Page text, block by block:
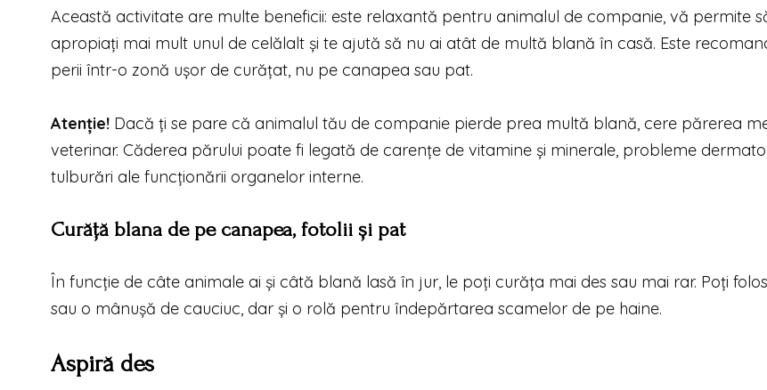
Această activitate are multe beneficii: este relaxantă pentru animalul de companie, vă permite
apropiați mai mult unul de celălalt și te ajută să nu ai atât de multă blană în casă. Este
perii într-o zonă ușor de curățat, nu pe canapea sau pat.
Atenție! Dacă ți se pare că animalul tău de companie pierde prea multă blană, cere părerea
veterinar. Căderea părului poate fi legată de carențe de vitamine și minerale, probleme
tulburări ale funcționării organelor interne.
Curăță blana de pe canapea, fotolii și pat
În funcție de câte animale ai și câtă blană lasă în jur, le poți curăța mai des sau mai rar. Poți
sau o mânușă de cauciuc, dar și o rolă pentru îndepărtarea scamelor de pe haine.
Aspiră des